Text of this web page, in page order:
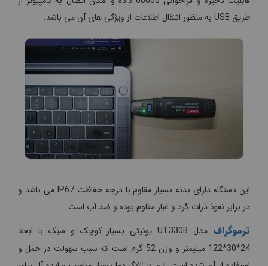
طریق USB به منظور انتقال اطلاعات از ویژگی های آن می باشد.
این دستگاه دارای بدنه بسیار مقاوم با درجه حفاظت IP67 می باشد و
در برابر نفوذ ذرات گرد و غبار مقاوم بوده و ضد آب است.
ترموگراف
مدل UT330B یونیتی بسیار کوچک و سبک با ابعاد
24*30*122 میلیمتر و وزن 52 گرم است که سبب سهولت در حمل و